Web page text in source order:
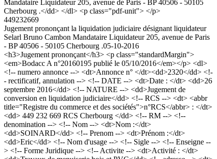
Mandataire Liquidateur 205, avenue de Paris - BP 40506 - 50105
Cherbourg .</dd> </dl> <p class="pdf-unit"> </p>
449232669
Jugement prononçant la liquidation judiciaire désignant liquidateur
Selarl Bruno Cambon Mandataire Liquidateur 205, avenue de Paris
- BP 40506 - 50105 Cherbourg .05-10-2016
<h3>Jugement prononçant</h3> <p class="standardMargin">
<em>Bodacc A n°20160195 publié le 05/10/2016</em></p> <dl>
<!-- numero annonce --> <dt>Annonce n° </dt><dd>2320</dd> <!-
- rectificatif, annulation --> <!-- DATE --> <dt>Date : </dt> <dd>26
septembre 2016</dd> <!-- NATURE --> <dd>Jugement de
conversion en liquidation judiciaire</dd> <!-- RCS --> <dt> <abbr
title="Registre du commerce et des sociétés">n°RCS</abbr> : </dt>
<dd> 449 232 669 RCS Cherbourg </dd> <!-- RM --> <!--
denomination --> <!-- Nom --> <dt>Nom :</dt>
<dd>SOINARD</dd> <!-- Prenom --> <dt>Prénom :</dt>
<dd>Eric</dd> <!-- Nom d'usage --> <!-- Sigle --> <!-- Enseigne --
> <!-- Forme Juridique --> <!-- Activite --> <dt>Activité : </dt>